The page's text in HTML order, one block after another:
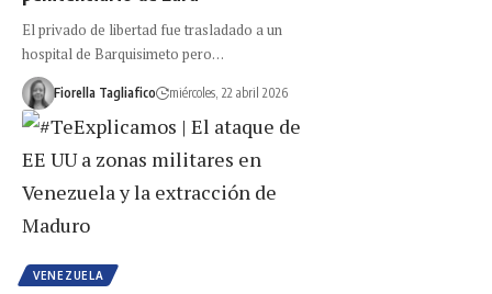
El privado de libertad fue trasladado a un
hospital de Barquisimeto pero…
Fiorella Tagliafico miércoles, 22 abril 2026
VENEZUELA